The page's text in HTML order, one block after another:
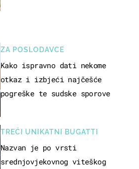
ZA POSLODAVCE
Kako ispravno dati nekome
otkaz i izbjeći najčešće
pogreške te sudske sporove
TREĆI UNIKATNI BUGATTI
Nazvan je po vrsti
srednjovjekovnog viteškog